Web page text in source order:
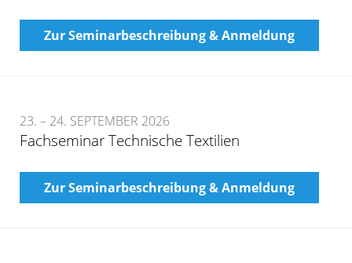
Zur Seminarbeschreibung & Anmeldung
23. – 24. SEPTEMBER 2026
Fachseminar Technische Textilien
Zur Seminarbeschreibung & Anmeldung